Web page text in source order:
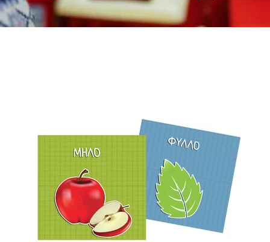
-- Τα Νέα μας
-- Διασφάλιση Ποιότητας – Υγιεινή Χώρων
-- Ατομικά Προγράμματα
-- Κατ’οίκον Προγράμματα
-- Ομαδικά Προγράμματα
-- Προγράμματα στον Η/Υ